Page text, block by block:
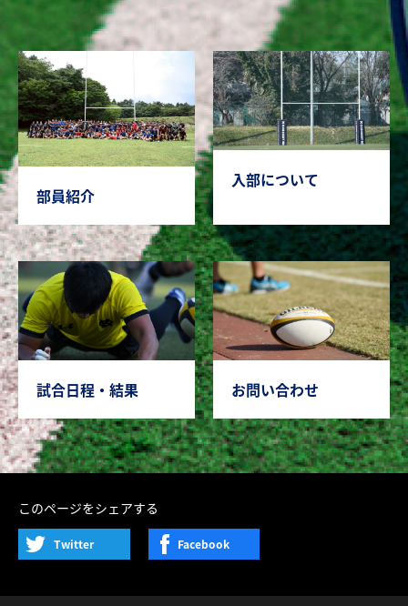
部員紹介
入部について
試合日程・結果 お問い合わせ
このページをシェアする
Twitter Facebook